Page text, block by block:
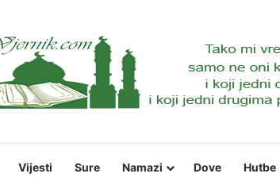
Vijesti Sure Namazi Dove Hutbe